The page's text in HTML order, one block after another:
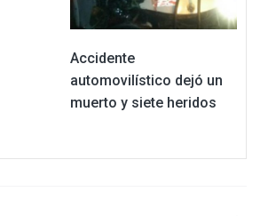
Accidente
automovilístico dejó un
muerto y siete heridos